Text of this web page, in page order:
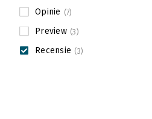
Opinie (7)
Preview (3)
Recensie (3)